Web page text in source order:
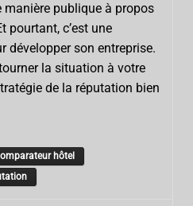
publique à propos
pourtant, c’est une
développer son entreprise.
la situation à votre
de la réputation bien
hôtel